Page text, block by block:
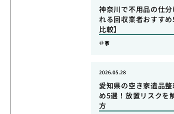
神奈川で不用品の仕
れる回収業者おすす
比較】
家
愛知県の空き家遺品
め5選！放置リスクを
方
2026.05.28